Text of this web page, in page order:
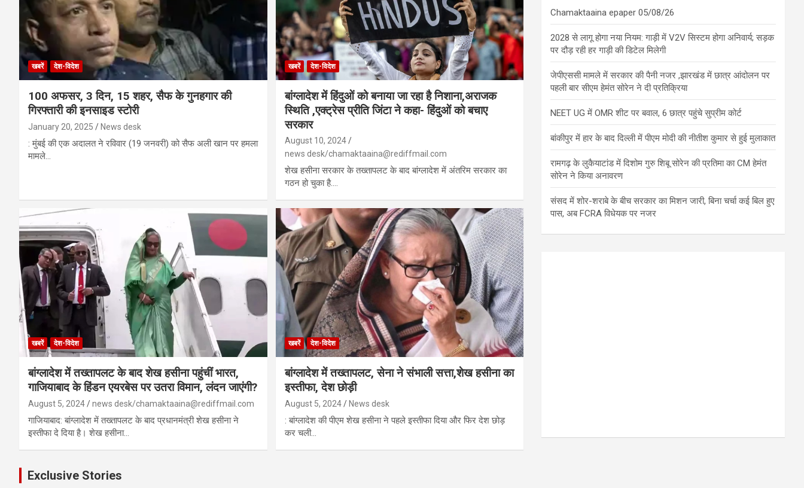
खबरें देश-विदेश
100 अफसर, 3 दिन, 15 शहर, सैफ के गुनहगार की
गिरफ्तारी की इनसाइड स्टोरी
January 20, 2025 News desk
: मुंबई की एक अदालत ने रविवार (19 जनवरी) को सैफ अली खान पर हमला
मामले…
खबरें देश-विदेश
बांग्लादेश में हिंदुओं को बनाया जा रहा है निशाना,अराजक
स्थिति ,एक्ट्रेस प्रीति जिंटा ने कहा- हिंदुओं को बचाए
सरकार
August 10, 2024
news desk/chamaktaaina@rediffmail.com
शेख हसीना सरकार के तख्तापलट के बाद बांग्लादेश में अंतरिम सरकार का
गठन हो चुका है.…
खबरें देश-विदेश
बांग्लादेश में तख्तापलट के बाद शेख हसीना पहुंचीं भारत,
गाजियाबाद के हिंडन एयरबेस पर उतरा विमान, लंदन जाएंगी?
August 5, 2024 news desk/chamaktaaina@rediffmail.com
गाजियाबाद: बांग्‍लादेश में तख्तापलट के बाद प्रधानमंत्री शेख हसीना ने
इस्‍तीफा दे दिया है। शेख हसीना…
खबरें देश-विदेश
बांग्लादेश में तख्तापलट, सेना ने संभाली सत्ता,शेख हसीना का
इस्तीफा, देश छोड़ी
August 5, 2024 News desk
: बांग्लादेश की पीएम शेख हसीना ने पहले इस्तीफा दिया और फिर देश छोड़
कर चली…
Chamaktaaina epaper 05/08/26
2028 से लागू होगा नया नियम: गाड़ी में V2V सिस्टम होगा अनिवार्य; सड़क
पर दौड़ रही हर गाड़ी की डिटेल मिलेगी
जेपीएससी मामले में सरकार की पैनी नजर ,झारखंड में छात्र आंदोलन पर
पहली बार सीएम हेमंत सोरेन ने दी प्रतिक्रिया
NEET UG में OMR शीट पर बवाल, 6 छात्र पहुंचे सुप्रीम कोर्ट
बांकीपुर में हार के बाद दिल्ली में पीएम मोदी की नीतीश कुमार से हुई मुलाकात
रामगढ़ के लुकैयाटांड में दिशोम गुरु शिबू सोरेन की प्रतिमा का CM हेमंत
सोरेन ने किया अनावरण
संसद में शोर-शराबे के बीच सरकार का मिशन जारी, बिना चर्चा कई बिल हुए
पास, अब FCRA विधेयक पर नजर
Exclusive Stories